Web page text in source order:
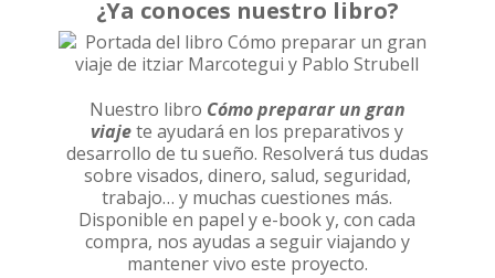
¿Ya conoces nuestro libro?
Nuestro libro Cómo preparar un gran
viajete ayudará en los preparativos y
desarrollo de tu sueño. Resolverá tus dudas
sobre visados, dinero, salud, seguridad,
trabajo… y muchas cuestiones más.
Disponible en papel y e-book y, con cada
compra, nos ayudas a seguir viajando y
mantener vivo este proyecto.